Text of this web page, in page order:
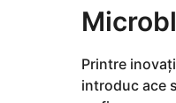
Printre
introduc ace